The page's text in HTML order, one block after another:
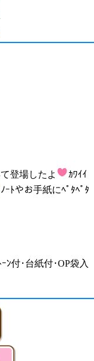
登場したよ
ｶﾜｲｲ
ﾉｰﾄやお手紙にﾍﾟﾀﾍﾟﾀ
ﾝ付･台紙付･OP袋入